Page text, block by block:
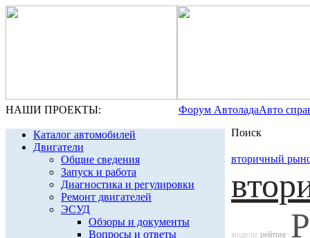
НАШИ ПРОЕКТЫ: Форум АвтоладаАвто
Каталог автомобилей
Двигатели
Общие сведения
Запуск и работа
Диагностика и регулировки
Ремонт двигателей
ЭСУД
Обзоры и документы
Вопросы и ответы
Поиск
вторичный
модели рейтинг